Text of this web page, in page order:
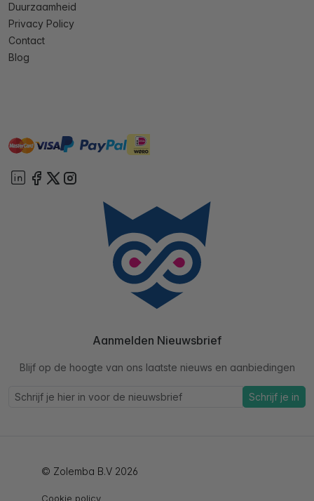
Duurzaamheid
Privacy Policy
Contact
Blog
mastervisa paypal ideal
Aanmelden Nieuwsbrief
Blijf op de hoogte van ons laatste nieuws en aanbiedingen
Schrijf je in
© Zolemba B.V 2026
Cookie policy